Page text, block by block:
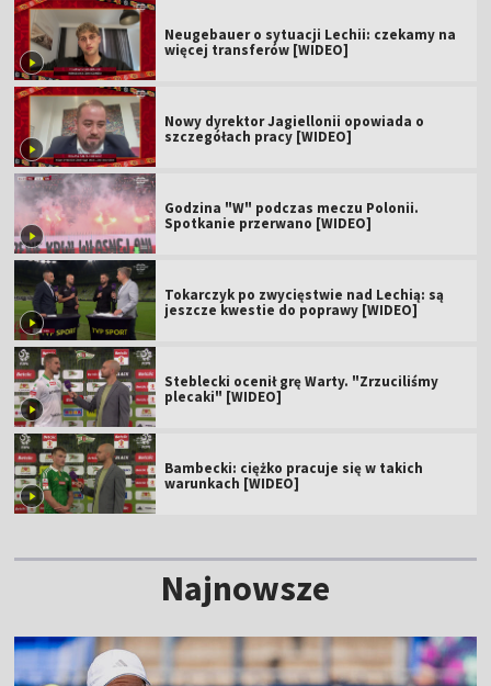
Neugebauer o sytuacji Lechii: czekamy na
więcej transferów [WIDEO]
Nowy dyrektor Jagiellonii opowiada o
szczegółach pracy [WIDEO]
Godzina "W" podczas meczu Polonii.
Spotkanie przerwano [WIDEO]
Tokarczyk po zwycięstwie nad Lechią: są
jeszcze kwestie do poprawy [WIDEO]
Steblecki ocenił grę Warty. "Zrzuciliśmy
plecaki" [WIDEO]
Bambecki: ciężko pracuje się w takich
warunkach [WIDEO]
Najnowsze